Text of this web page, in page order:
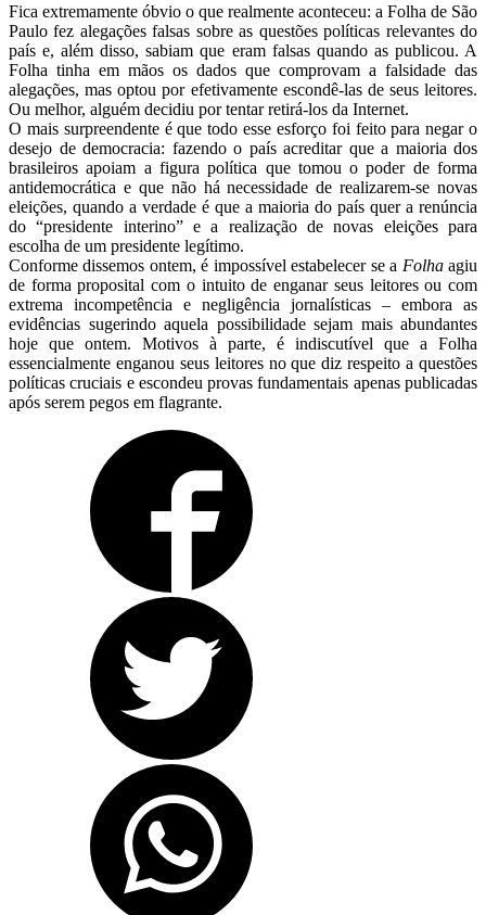
Fica extremamente óbvio o que realmente aconteceu: a Folha de São
Paulo fez alegações falsas sobre as questões políticas relevantes do
país e, além disso, sabiam que eram falsas quando as publicou. A
Folha tinha em mãos os dados que comprovam a falsidade das
alegações, mas optou por efetivamente escondê-las de seus leitores.
Ou melhor, alguém decidiu por tentar retirá-los da Internet.
O mais surpreendente é que todo esse esforço foi feito para negar o
desejo de democracia: fazendo o país acreditar que a maioria dos
brasileiros apoiam a figura política que tomou o poder de forma
antidemocrática e que não há necessidade de realizarem-se novas
eleições, quando a verdade é que a maioria do país quer a renúncia
do “presidente interino” e a realização de novas eleições para
escolha de um presidente legítimo.
Conforme dissemos ontem, é impossível estabelecer se a Folhaagiu
de forma proposital com o intuito de enganar seus leitores ou com
extrema incompetência e negligência jornalísticas – embora as
evidências sugerindo aquela possibilidade sejam mais abundantes
hoje que ontem. Motivos à parte, é indiscutível que a Folha
essencialmente enganou seus leitores no que diz respeito a questões
políticas cruciais e escondeu provas fundamentais apenas publicadas
após serem pegos em flagrante.